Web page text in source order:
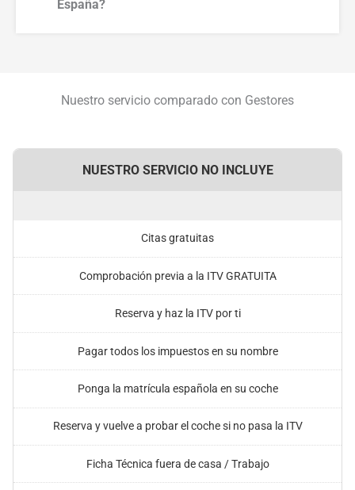
España?
Nuestro servicio comparado con Gestores
NUESTRO SERVICIO NO INCLUYE
Citas gratuitas
Comprobación previa a la ITV GRATUITA
Reserva y haz la ITV por ti
Pagar todos los impuestos en su nombre
Ponga la matrícula española en su coche
Reserva y vuelve a probar el coche si no pasa la ITV
Ficha Técnica fuera de casa / Trabajo